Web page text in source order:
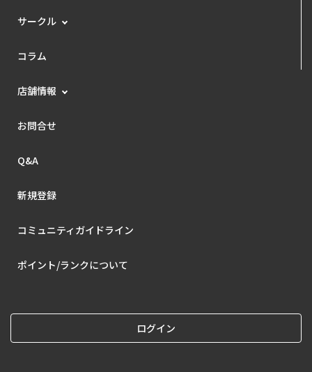
サークル
コラム
店舗情報
お問合せ
Q&A
新規登録
コミュニティガイドライン
ポイント/ランクについて
ログイン